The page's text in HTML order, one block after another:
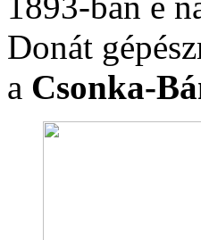
Donát
a Csonka-